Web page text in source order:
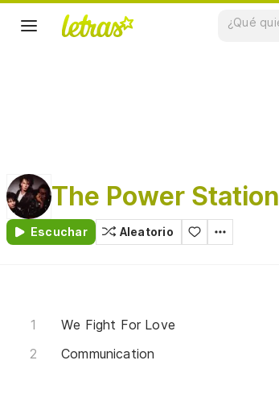
The Power Station
Escuchar Aleatorio
We Fight For Love
Communication